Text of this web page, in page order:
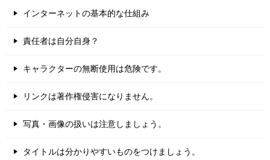
インターネットの基本的な仕組み
責任者は自分自身？
キャラクターの無断使用は危険です。
リンクは著作権侵害になりません。
写真・画像の扱いは注意しましょう。
タイトルは分かりやすいものをつけましょう。